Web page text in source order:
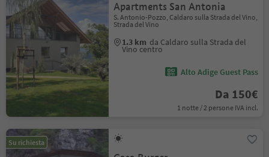
Apartments San Antonia
S. Antonio-Pozzo, Caldaro sulla Strada del Vino,
Strada del Vino
1.3 km da Caldaro sulla Strada del
Vino centro
Alto Adige Guest Pass
Da 150€
1 notte / 2 persone IVA incl.
Su richiesta